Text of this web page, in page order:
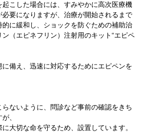
起こした場合には、すみやかに高次医療機
要になりますが、治療が開始されるまで
に緩和し、ショックを防ぐための補助治
（エピネフリン）注射用のキット“エピペ
備え、迅速に対応するためにエピペンを
ないように、問診など事前の確認をきち
、
大切な命を守るため、設置しています。